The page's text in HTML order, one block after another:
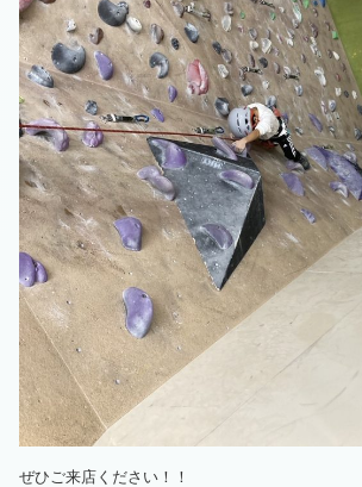
ぜひご来店ください！！